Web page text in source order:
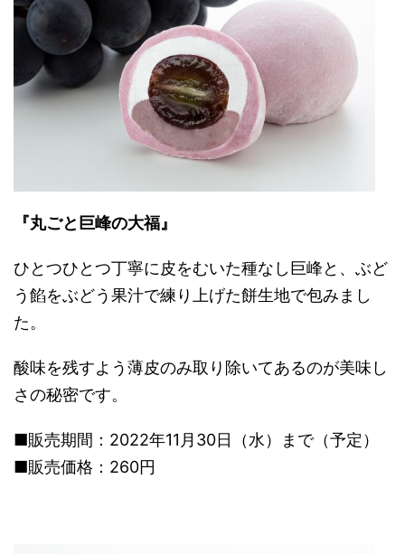
『丸ごと巨峰の大福』
ひとつひとつ丁寧に皮をむいた種なし巨峰と、ぶど
う餡をぶどう果汁で練り上げた餅生地で包みまし
た。
酸味を残すよう薄皮のみ取り除いてあるのが美味し
さの秘密です。
■販売期間：2022年11月30日（水）まで（予定）
■販売価格：260円